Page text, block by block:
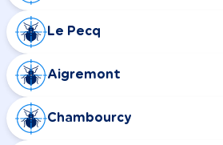
Le Pecq
Aigremont
Chambourcy